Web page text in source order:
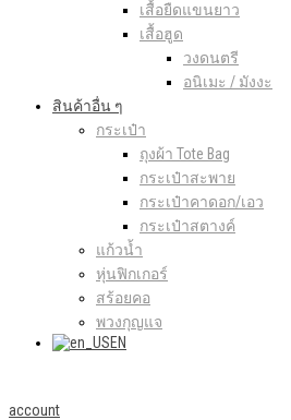
เสื้อยืดแขนยาว
เสื้อฮูด
วงดนตรี
อนิเมะ / มังงะ
สินค้าอื่น ๆ
กระเป๋า
ถุงผ้า Tote Bag
กระเป๋าสะพาย
กระเป๋าคาดอก/เอว
กระเป๋าสตางค์
แก้วน้ำ
หุ่นฟิกเกอร์
สร้อยคอ
พวงกุญแจ
EN
account